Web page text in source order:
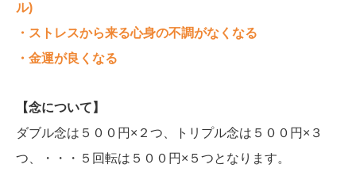
ル)
・ストレスから来る心身の不調がなくなる
・金運が良くなる
【念について】
ダブル念は５００円×２つ、トリプル念は５００円×３
つ、・・・５回転は５００円×５つとなります。